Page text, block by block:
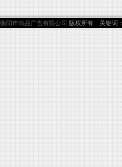
衡阳市尚品广告有限公司 版权所有 关键词：